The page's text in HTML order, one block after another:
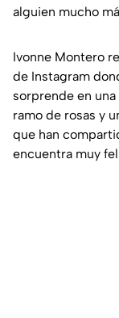
alguien mucho
Ivonne Montero
de Instagram
sorprende en
ramo de rosas y
que han
encuentra muy